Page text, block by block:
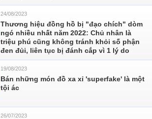
24/08/2023
Thương hiệu đồng hồ bị "đạo chích" dòm
ngó nhiều nhất năm 2022: Chủ nhân là
triệu phú cũng không tránh khỏi số phận
đen đủi, liên tục bị đánh cắp vì 1 lý do
19/08/2023
Bán những món đồ xa xỉ 'superfake' là một
tội ác
26/07/2023